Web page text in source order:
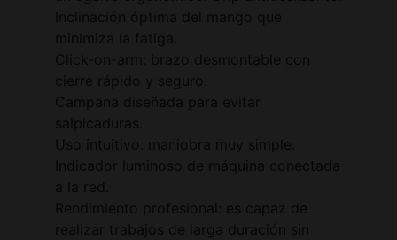
Inclinación óptima del mango que
minimiza la fatiga.
Click-on-arm: brazo desmontable con
cierre rápido y seguro.
Campana diseñada para evitar
salpicaduras.
Uso intuitivo: maniobra muy simple.
Indicador luminoso de máquina conectada
a la red.
Rendimiento profesional: es capaz de
realizar trabajos de larga duración sin